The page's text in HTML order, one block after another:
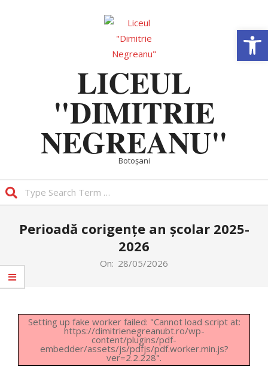
LICEUL
"DIMITRIE
NEGREANU"
Botoșani
NavigationPerioadă corigențe an școlar 2025-
2026
On: 28/05/2026
Setting up fake worker failed: "Cannot load script at:
https://dimitrienegreanubt.ro/wp-
content/plugins/pdf-
embedder/assets/js/pdfjs/pdf.worker.min.js?
ver=2.2.228".